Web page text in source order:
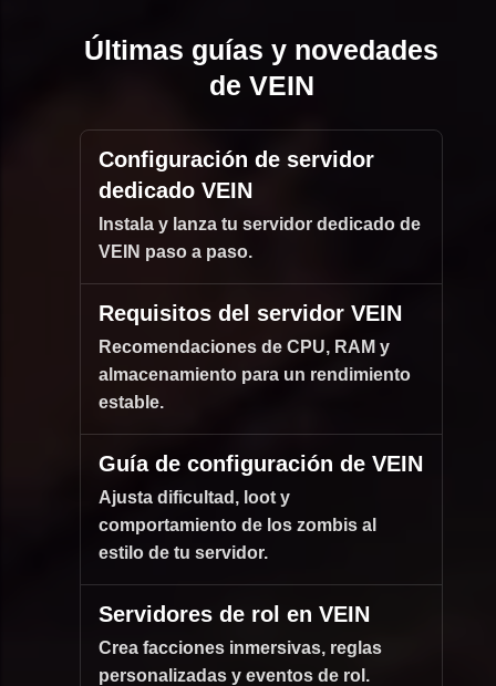
Últimas guías y novedades
de VEIN
Configuración de servidor
dedicado VEIN
Instala y lanza tu servidor dedicado de
VEIN paso a paso.
Requisitos del servidor VEIN
Recomendaciones de CPU, RAM y
almacenamiento para un rendimiento
estable.
Guía de configuración de VEIN
Ajusta dificultad, loot y
comportamiento de los zombis al
estilo de tu servidor.
Servidores de rol en VEIN
Crea facciones inmersivas, reglas
personalizadas y eventos de rol.